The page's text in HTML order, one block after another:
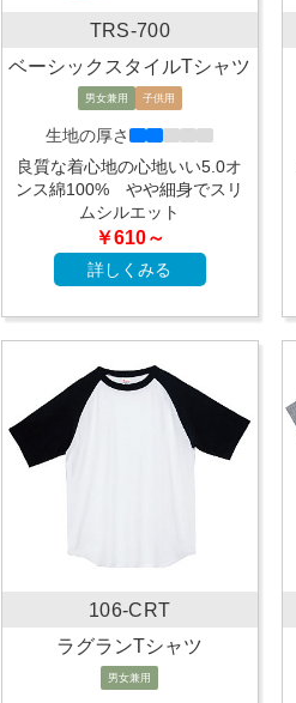
TRS-700
ベーシックスタイルTシャツ
男女兼用 子供用
生地の厚さ
良質な着心地の心地いい5.0オ
ンス綿100% やや細身でスリ
ムシルエット
￥610～
詳しくみる
106-CRT
ラグランTシャツ
男女兼用